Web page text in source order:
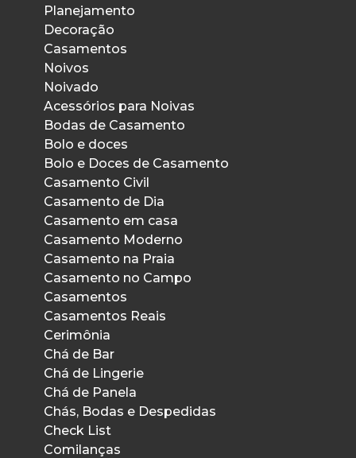
Planejamento
Decoração
Casamentos
Noivos
Noivado
Acessórios para Noivas
Bodas de Casamento
Bolo e doces
Bolo e Doces de Casamento
Casamento Civil
Casamento de Dia
Casamento em casa
Casamento Moderno
Casamento na Praia
Casamento no Campo
Casamentos
Casamentos Reais
Cerimônia
Chá de Bar
Chá de Lingerie
Chá de Panela
Chás, Bodas e Despedidas
Check List
Comilanças